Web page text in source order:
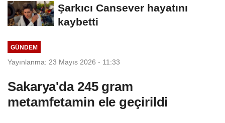
Şarkıcı Cansever hayatını
kaybetti
GÜNDEM
Yayınlanma: 23 Mayıs 2026 - 11:33
Sakarya'da 245 gram
metamfetamin ele geçirildi